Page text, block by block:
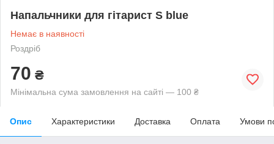
Напальчники для гітарист S blue
Немає в наявності
Роздріб
70 ₴
Мінімальна сума замовлення на сайті — 100 ₴
Опис Характеристики Доставка Оплата Умови